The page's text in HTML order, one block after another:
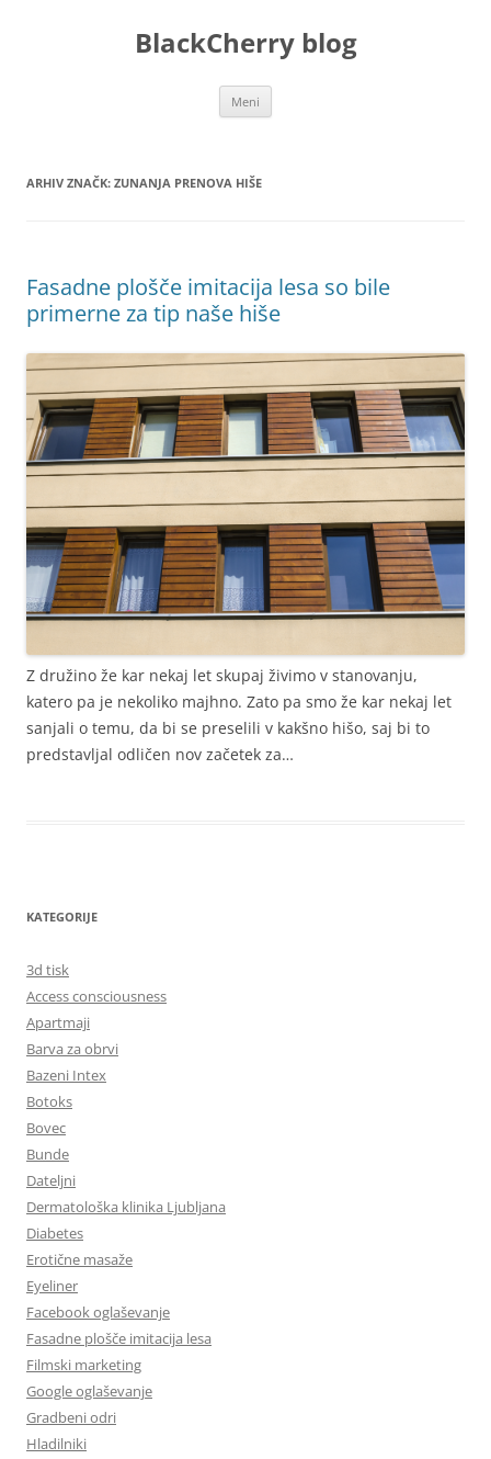
BlackCherry blog
Meni
ARHIV ZNAČK: ZUNANJA PRENOVA HIŠE
Fasadne plošče imitacija lesa so bile
primerne za tip naše hiše
Z družino že kar nekaj let skupaj živimo v stanovanju,
katero pa je nekoliko majhno. Zato pa smo že kar nekaj let
sanjali o temu, da bi se preselili v kakšno hišo, saj bi to
predstavljal odličen nov začetek za…
KATEGORIJE
3d tisk
Access consciousness
Apartmaji
Barva za obrvi
Bazeni Intex
Botoks
Bovec
Bunde
Dateljni
Dermatološka klinika Ljubljana
Diabetes
Erotične masaže
Eyeliner
Facebook oglaševanje
Fasadne plošče imitacija lesa
Filmski marketing
Google oglaševanje
Gradbeni odri
Hladilniki